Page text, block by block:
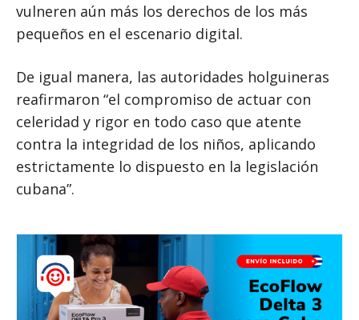
vulneren aún más los derechos de los más
pequeños en el escenario digital.
De igual manera, las autoridades holguineras
reafirmaron “el compromiso de actuar con
celeridad y rigor en todo caso que atente
contra la integridad de los niños, aplicando
estrictamente lo dispuesto en la legislación
cubana”.